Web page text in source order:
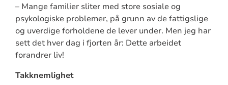
– Mange familier sliter med store sosiale og
psykologiske problemer, på grunn av de fattigslige
og uverdige forholdene de lever under. Men jeg har
sett det hver dag i fjorten år: Dette arbeidet
forandrer liv!
Takknemlighet